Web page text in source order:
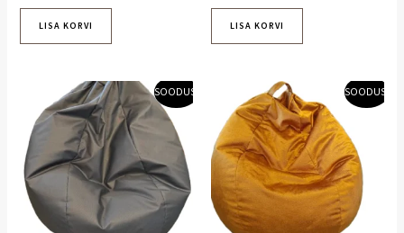
LISA KORVI LISA KORVI
SOODUS!
Algne
hind
oli:
99,00 €.
Praegune
hind
on:
69,30 €.
SOODUS!
Algne
hind
oli:
100,70 €.
Praegune
hind
on:
70,49 €.
Sellel
tootel
on
mitu
varianti.
Valikuid
saab